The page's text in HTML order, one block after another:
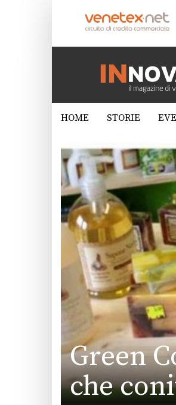
HOME STORIE
Green
che